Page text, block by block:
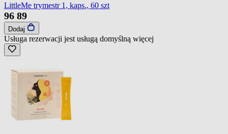
LittleMe trymestr 1, kaps., 60 szt
96 89
Dodaj
Usługa rezerwacji jest usługą domyślną więcej